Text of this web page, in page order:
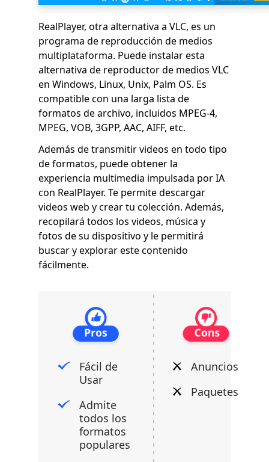
RealPlayer, otra alternativa a VLC, es un
programa de reproducción de medios
multiplataforma. Puede instalar esta
alternativa de reproductor de medios VLC
en Windows, Linux, Unix, Palm OS. Es
compatible con una larga lista de
formatos de archivo, incluidos MPEG-4,
MPEG, VOB, 3GPP, AAC, AIFF, etc.
Además de transmitir videos en todo tipo
de formatos, puede obtener la
experiencia multimedia impulsada por IA
con RealPlayer. Te permite descargar
videos web y crear tu colección. Además,
recopilará todos los videos, música y
fotos de su dispositivo y le permitirá
buscar y explorar este contenido
fácilmente.
Fácil de
Usar
Admite
todos los
formatos
populares
Anuncios
Paquetes